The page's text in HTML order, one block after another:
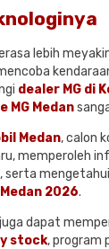
lebih
dealer MG di
MG Medan
Medan, calon
memperoleh
serta
2026.
dapat
stock, program